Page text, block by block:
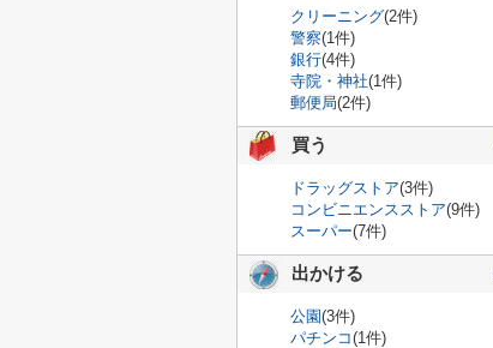
クリーニング(2件)
警察(1件)
銀行(4件)
寺院・神社(1件)
郵便局(2件)
買う
ドラッグストア(3件)
コンビニエンスストア(9件)
スーパー(7件)
出かける
公園(3件)
パチンコ(1件)